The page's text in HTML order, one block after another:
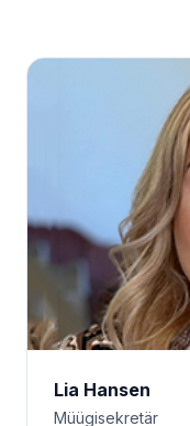
Lia Hansen
Müügisekretär